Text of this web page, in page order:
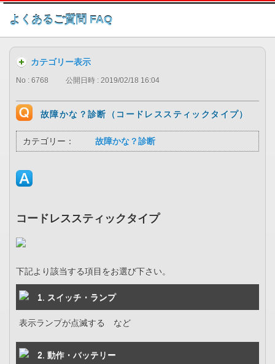
このページの本文へ
よくあるご質問 FAQ
カテゴリー表示
No : 6768 公開日時 : 2019/02/18 16:04
故障かな？診断（コードレススティックタイプ）
カテゴリー： 故障かな？診断
コードレススティックタイプ
下記より該当する項目をお選び下さい。
1. スイッチ・ランプ
表示ランプが点滅する など
2. 動作・バッテリー